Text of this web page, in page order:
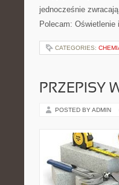
jednocześnie
Polecam:
CATEGORIES:
PRZEPISY
POSTED BY ADMIN